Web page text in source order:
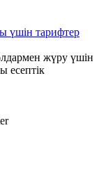
үшін тарифтер
жүру үшін
есептік